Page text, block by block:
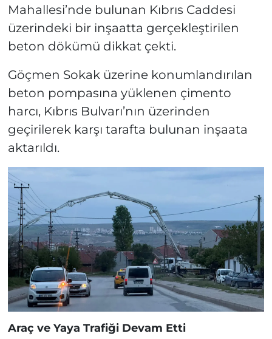
Mahallesi’nde bulunan Kıbrıs Caddesi
üzerindeki bir inşaatta gerçekleştirilen
beton dökümü dikkat çekti.
Göçmen Sokak üzerine konumlandırılan
beton pompasına yüklenen çimento
harcı, Kıbrıs Bulvarı’nın üzerinden
geçirilerek karşı tarafta bulunan inşaata
aktarıldı.
Araç ve Yaya Trafiği Devam Etti